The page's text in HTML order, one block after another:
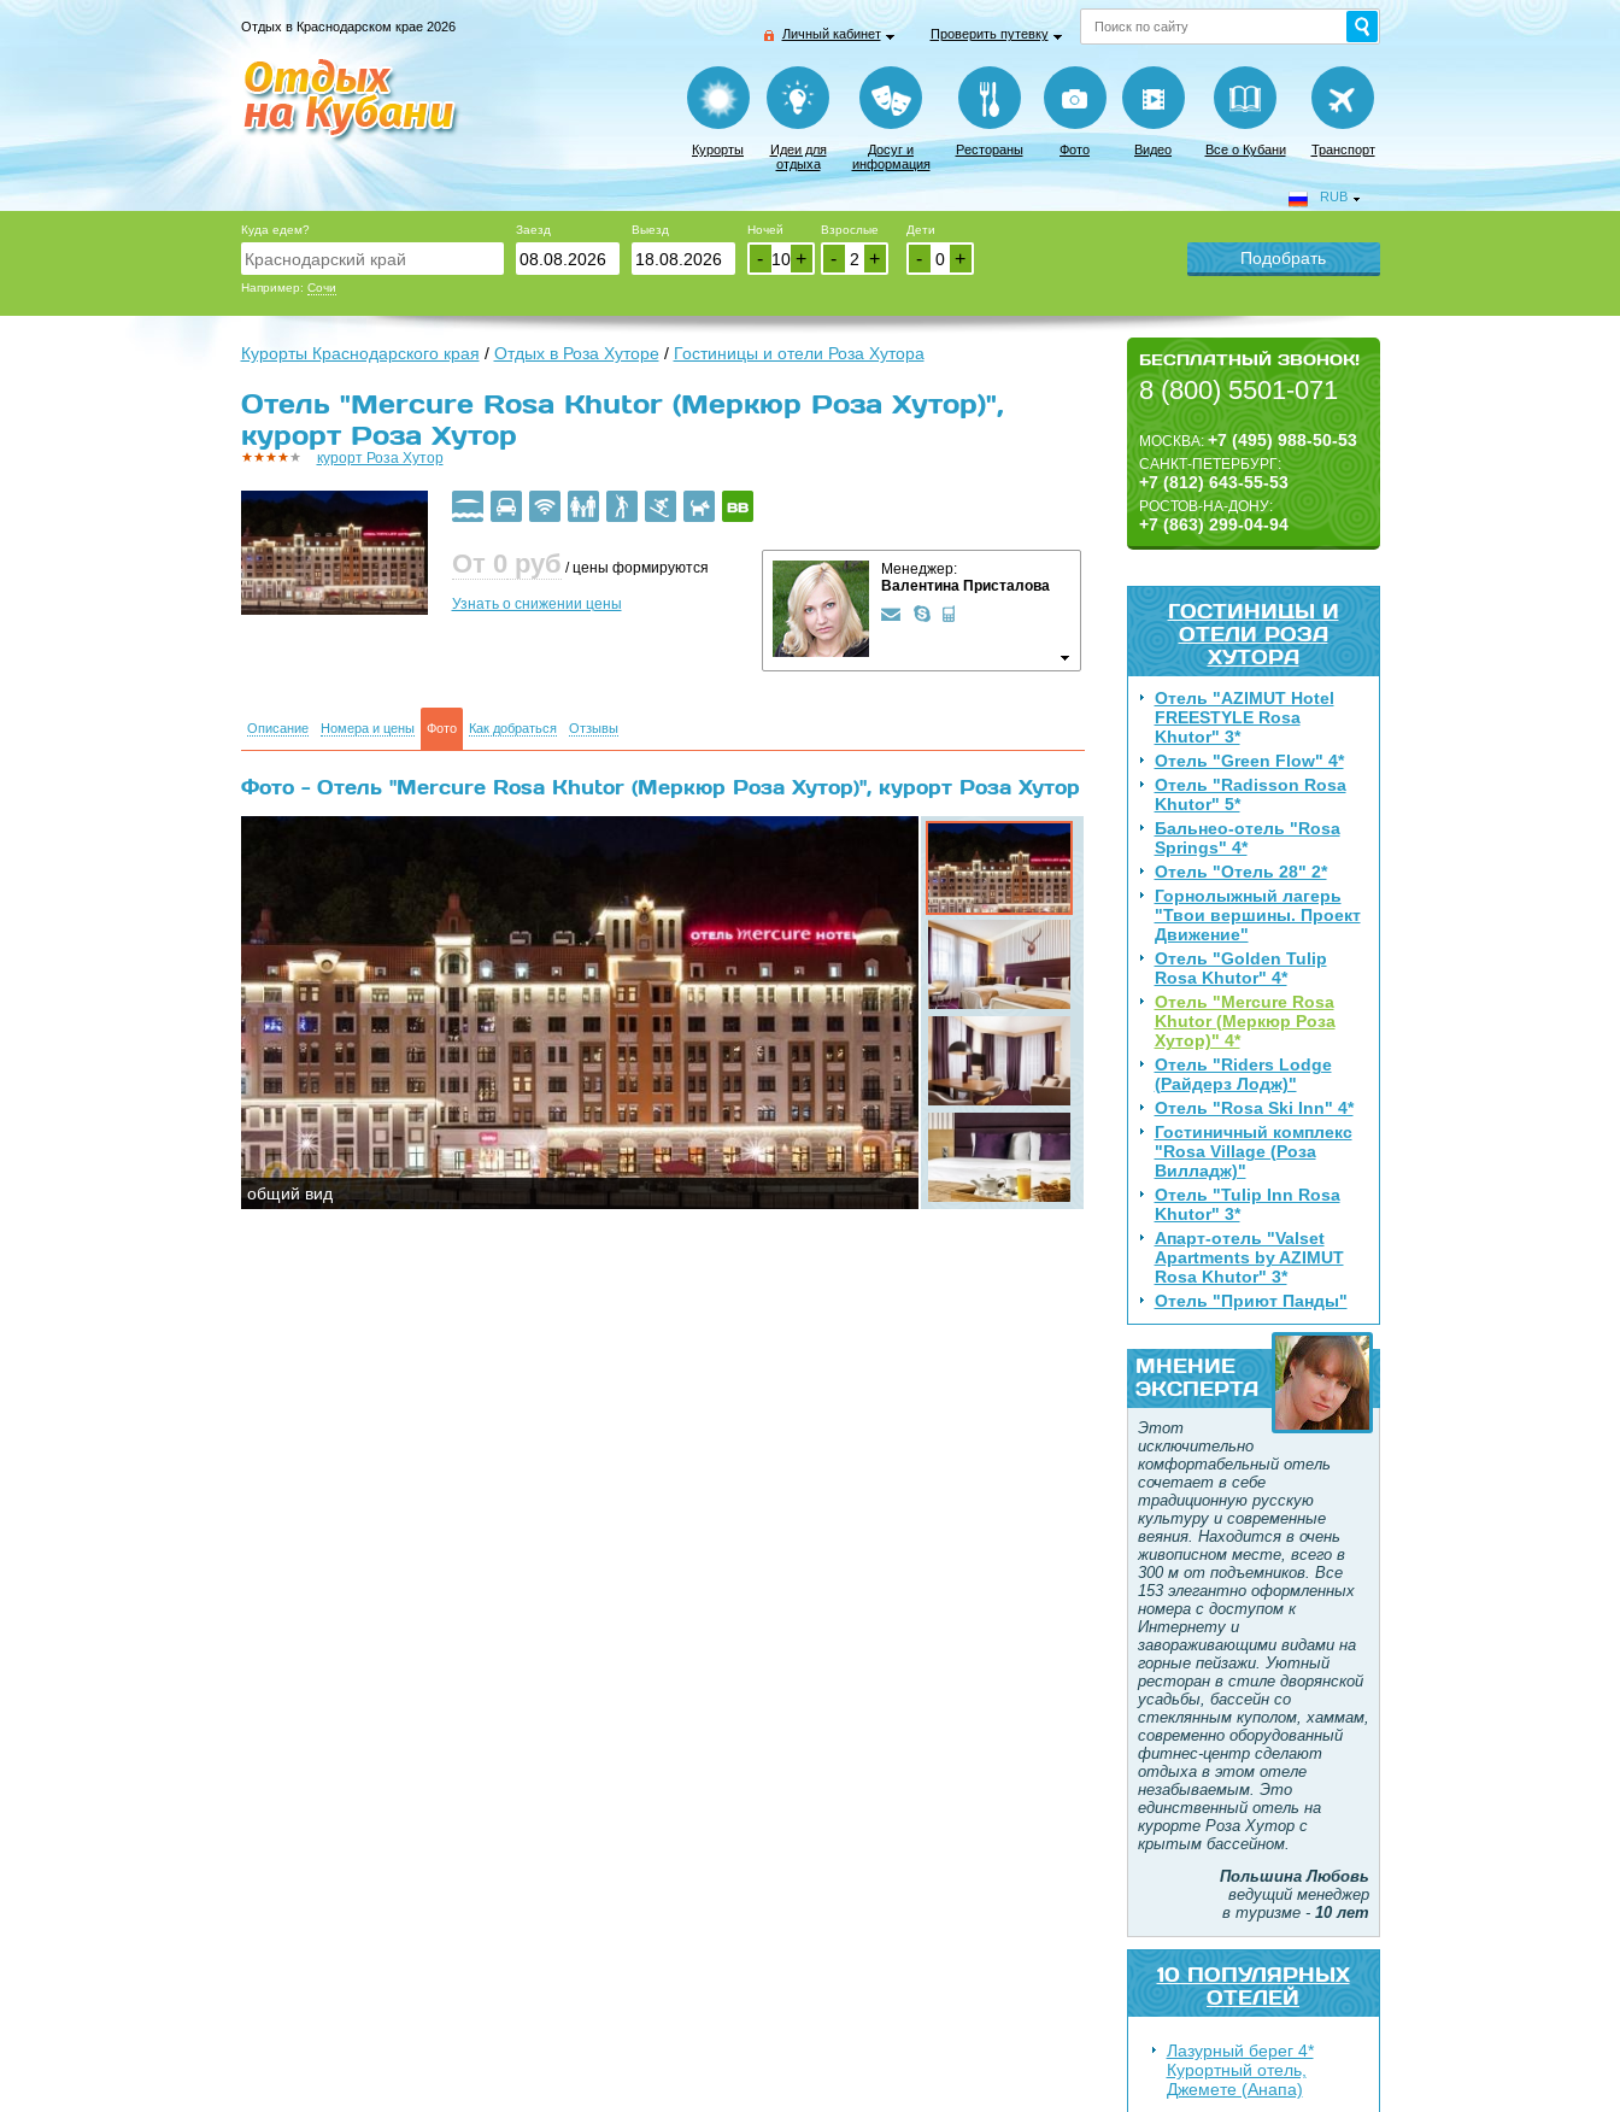
Отдых в Краснодарском крае 2026 Личный кабинет Проверить путевку
Курорты
Идеи для
отдыха
Досуг и
информация
Рестораны Фото Видео Все о Кубани Транспорт
RUB
Куда едем?
Например: Сочи
Заезд Выезд Ночей
+
-
Взрослые
+
-
Дети
+
-
БЕСПЛАТНЫЙ ЗВОНОК!
8 (800) 5501-071
МОСКВА:+7 (495) 988-50-53
САНКТ-ПЕТЕРБУРГ:
+7 (812) 643-55-53
РОСТОВ-НА-ДОНУ:
+7 (863) 299-04-94
ГОСТИНИЦЫ И
ОТЕЛИ РОЗА
ХУТОРА
Отель "AZIMUT Hotel
FREESTYLE Rosa
Khutor" 3*
Отель "Green Flow" 4*
Отель "Radisson Rosa
Khutor" 5*
Бальнео-отель "Rosa
Springs" 4*
Отель "Отель 28" 2*
Горнолыжный лагерь
"Твои вершины. Проект
Движение"
Отель "Golden Tulip
Rosa Khutor" 4*
Отель "Mercure Rosa
Khutor (Меркюр Роза
Хутор)" 4*
Отель "Riders Lodge
(Райдерз Лодж)"
Отель "Rosa Ski Inn" 4*
Гостиничный комплекс
"Rosa Village (Роза
Вилладж)"
Отель "Tulip Inn Rosa
Khutor" 3*
Апарт-отель "Valset
Apartments by AZIMUT
Rosa Khutor" 3*
Отель "Приют Панды"
МНЕНИЕ
ЭКСПЕРТА
Этот
исключительно
комфортабельный отель
сочетает в себе
традиционную русскую
культуру и современные
веяния. Находится в очень
живописном месте, всего в
300 м от подъемников. Все
153 элегантно оформленных
номера с доступом к
Интернету и
завораживающими видами на
горные пейзажи. Уютный
ресторан в стиле дворянской
усадьбы, бассейн со
стеклянным куполом, хаммам,
современно оборудованный
фитнес-центр сделают
отдыха в этом отеле
незабываемым. Это
единственный отель на
курорте Роза Хутор с
крытым бассейном.
Польшина Любовь
ведущий менеджер
в туризме - 10 лет
10 ПОПУЛЯРНЫХ
ОТЕЛЕЙ
Лазурный берег 4*
Курортный отель,
Джемете (Анапа)
Курорты Краснодарского края / Отдых в Роза Хуторе/ Гостиницы и отели Роза Хутора
Отель "Mercure Rosa Khutor (Меркюр Роза Хутор)",
курорт Роза Хутор
курорт Роза Хутор
От 0 руб / цены формируются
Узнать о снижении цены
Менеджер:
Валентина Присталова
Описание Номера и цены Фото Как добраться Отзывы
Фото - Отель "Mercure Rosa Khutor (Меркюр Роза Хутор)", курорт Роза Хутор
{banner}
общий вид